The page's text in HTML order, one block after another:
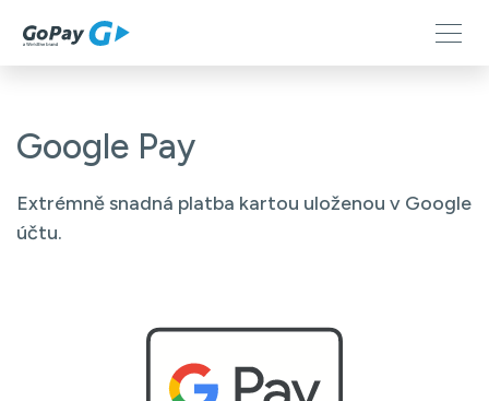
Google Pay
Extrémně snadná platba kartou uloženou v Google
účtu.